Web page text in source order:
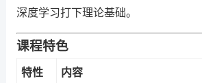
深度学习打下理论基础。
课程特色
特性 内容